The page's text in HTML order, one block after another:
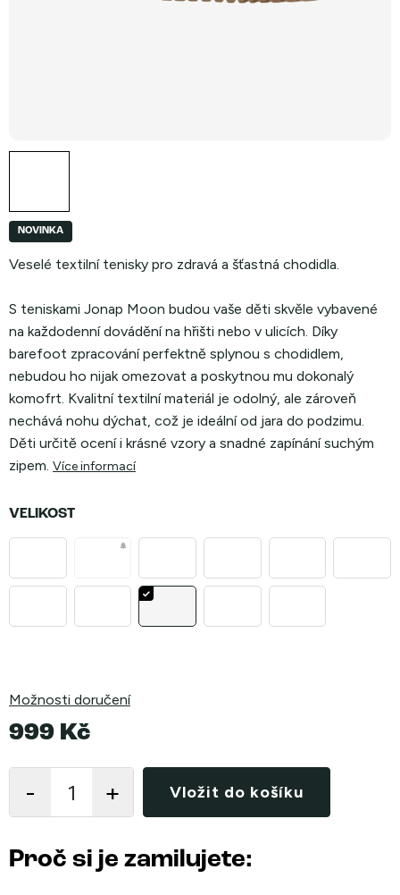
NOVINKA
Veselé textilní tenisky pro zdravá a šťastná chodidla.
S teniskami Jonap Moon budou vaše děti skvěle vybavené
na každodenní dovádění na hřišti nebo v ulicích. Díky
barefoot zpracování perfektně splynou s chodidlem,
nebudou ho nijak omezovat a poskytnou mu dokonalý
komofrt. Kvalitní textilní materiál je odolný, ale zároveň
nechává nohu dýchat, což je ideální od jara do podzimu.
Děti určitě ocení i krásné vzory a snadné zapínání suchým
zipem. Více informací
VELIKOST
Možnosti doručení
999 Kč
cena:
Vložit do košíku
Proč si je zamilujete: